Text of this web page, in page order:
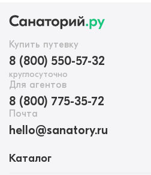
Купить путевку
8 (800) 550-57-32
круглосуточно
Для агентов
8 (800) 775-35-72
Почта
hello@sanatory.ru
Каталог